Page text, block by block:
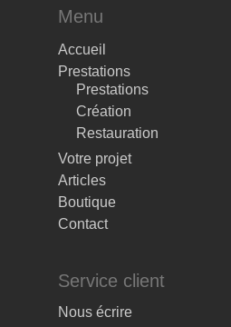
Menu
Accueil
Prestations
Prestations
Création
Restauration
Votre projet
Articles
Boutique
Contact
Service client
Nous écrire